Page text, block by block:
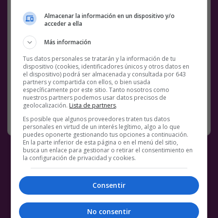
Ver en Twitter
Facebook
Twitter
WhatsApp
Gmail
Meneame
Copy
Link
BS18 REDES SOCIALES TWITTER VÍDEOS
COMENTARIOS
SIN CATEGORÍA 21 OCTUBRE, 2020
Almacenar la información en un dispositivo y/o
acceder a ella
Más información
Tus datos personales se tratarán y la información de tu
dispositivo (cookies, identificadores únicos y otros datos en
el dispositivo) podrá ser almacenada y consultada por 643
partners y compartida con ellos, o bien usada
específicamente por este sitio. Tanto nosotros como
nuestros partners podemos usar datos precisos de
geolocalización. Lista de partners.
Es posible que algunos proveedores traten tus datos
personales en virtud de un interés legítimo, algo a lo que
puedes oponerte gestionando tus opciones a continuación.
En la parte inferior de esta página o en el menú del sitio,
busca un enlace para gestionar o retirar el consentimiento en
la configuración de privacidad y cookies.
Consentir
No consentir